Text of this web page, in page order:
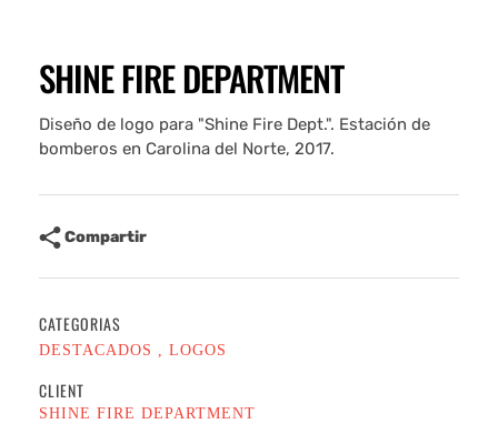
SHINE FIRE DEPARTMENT
Diseño de logo para "Shine Fire Dept.". Estación de
bomberos en Carolina del Norte, 2017.
Compartir
CATEGORIAS
DESTACADOS LOGOS
CLIENT
SHINE FIRE DEPARTMENT